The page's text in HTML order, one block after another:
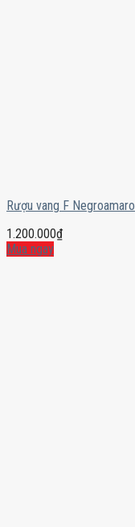
Rượu vang F Negroamaro
1.200.000₫
Mua ngay